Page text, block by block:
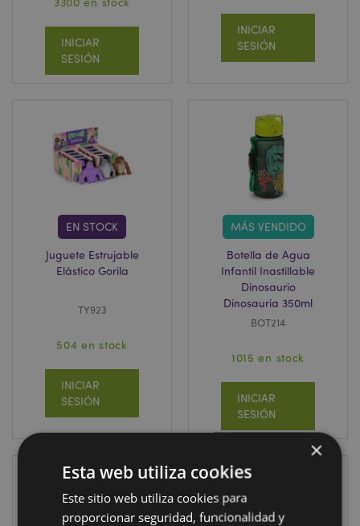
INICIAR
SESIÓN
INICIAR
SESIÓN
EN STOCK
Juguete Estrujable
Elástico Gorila
TY923
504 en stock
INICIAR
SESIÓN
MÁS VENDIDO
Botella de Agua
Infantil Inastillable
Dinosaurio
Dinosauria 350ml
BOT214
1015 en stock
INICIAR
SESIÓN
×
Esta web utiliza cookies
Este sitio web utiliza cookies para
proporcionar seguridad, funcionalidad y